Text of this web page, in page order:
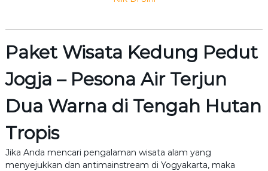
Paket Wisata Kedung Pedut
Jogja – Pesona Air Terjun
Dua Warna di Tengah Hutan
Tropis
Jika Anda mencari pengalaman wisata alam yang
menyejukkan dan antimainstream di Yogyakarta, maka